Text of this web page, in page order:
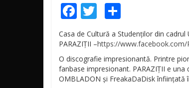
Facebook
Twitter
Casa de Cultură a Studenților din
PARAZIȚII –https://www.facebook.com/
O discografie impresionantă. Printre
fanbase impresionant. PARAZIȚII e
OMBLADON și FreakaDaDisk înființată